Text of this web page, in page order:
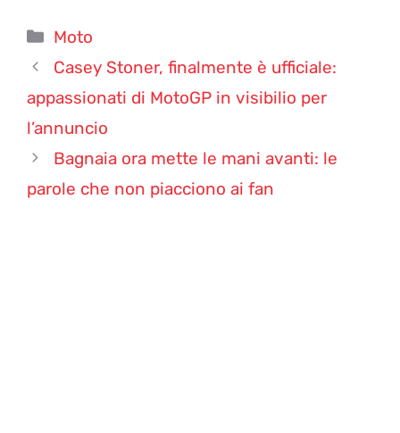
Categorie
Moto
Casey Stoner, finalmente è ufficiale:
appassionati di MotoGP in visibilio per
l’annuncio
Bagnaia ora mette le mani avanti: le
parole che non piacciono ai fan